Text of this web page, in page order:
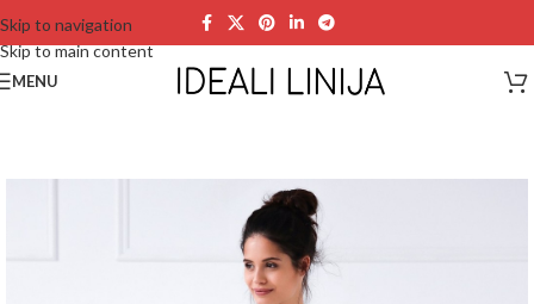
Skip to navigation
Skip to main content
MENU